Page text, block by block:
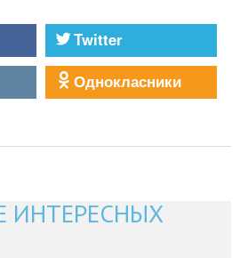
Twitter
Однокласники
ИНТЕРЕСНЫХ